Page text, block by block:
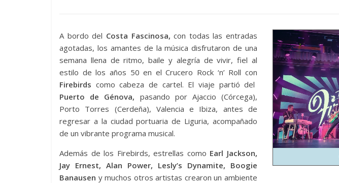
A bordo del Costa Fascinosa, con todas las entradas
agotadas, los amantes de la música disfrutaron de una
semana llena de ritmo, baile y alegría de vivir, fiel al
estilo de los años 50 en el Crucero Rock ‘n’ Roll con
Firebirds como cabeza de cartel. El viaje partió del
Puerto de Génova, pasando por Ajaccio (Córcega),
Porto Torres (Cerdeña), Valencia e Ibiza, antes de
regresar a la ciudad portuaria de Liguria, acompañado
de un vibrante programa musical.
Además de los Firebirds, estrellas como Earl Jackson,
Jay Ernest, Alan Power, Lesly’s Dynamite, Boogie
Banausen y muchos otros artistas crearon un ambiente